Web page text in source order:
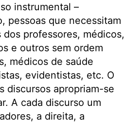
instrumental –
pessoas que necessitam
professores, médicos,
e outros sem ordem
médicos de saúde
evidentistas, etc. O
discursos apropriam-se
A cada discurso um
a direita, a